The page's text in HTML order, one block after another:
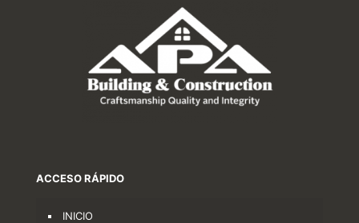
ACCESO RÁPIDO
INICIO